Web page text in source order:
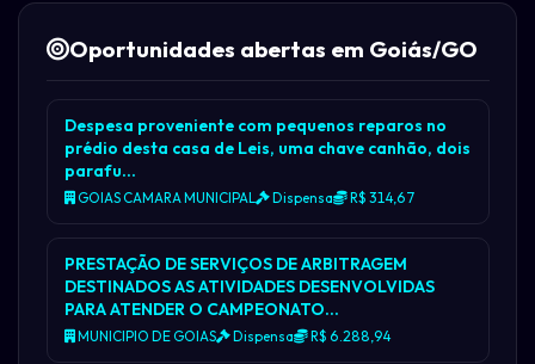
Oportunidades abertas em Goiás/GO
Despesa proveniente com pequenos reparos no
prédio desta casa de Leis, uma chave canhão, dois
parafu…
GOIAS CAMARA MUNICIPAL Dispensa R$ 314,67
PRESTAÇÃO DE SERVIÇOS DE ARBITRAGEM
DESTINADOS AS ATIVIDADES DESENVOLVIDAS
PARA ATENDER O CAMPEONATO…
MUNICIPIO DE GOIAS Dispensa R$ 6.288,94